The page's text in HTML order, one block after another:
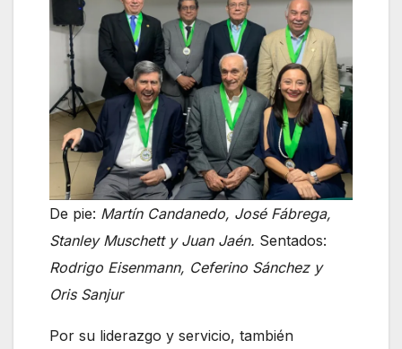
De pie: Martín Candanedo, José Fábrega,
Stanley Muschett y Juan Jaén. Sentados:
Rodrigo Eisenmann, Ceferino Sánchez y
Oris Sanjur
Por su liderazgo y servicio, también